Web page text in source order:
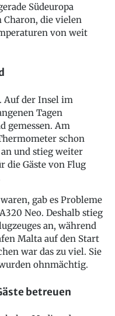
Südeuropa
Charon, die vielen
von weit
Auf der Insel im
Tagen
gemessen. Am
schon
und stieg weiter
die Gäste von Flug
gab es Probleme
Neo. Deshalb stieg
an, während
Malta auf den Start
war das zu viel. Sie
ohnmächtig.
betreuen